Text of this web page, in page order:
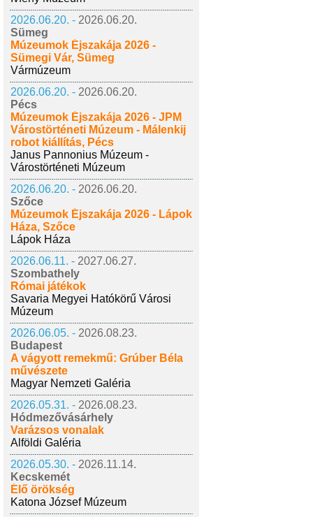
2026.06.20. - 2026.06.20.
Sümeg
Múzeumok Éjszakája 2026 -
Sümegi Vár, Sümeg
Vármúzeum
2026.06.20. - 2026.06.20.
Pécs
Múzeumok Éjszakája 2026 - JPM
Várostörténeti Múzeum - Málenkij
robot kiállítás, Pécs
Janus Pannonius Múzeum -
Várostörténeti Múzeum
2026.06.20. - 2026.06.20.
Szőce
Múzeumok Éjszakája 2026 - Lápok
Háza, Szőce
Lápok Háza
2026.06.11. - 2027.06.27.
Szombathely
Római játékok
Savaria Megyei Hatókörű Városi
Múzeum
2026.06.05. - 2026.08.23.
Budapest
A vágyott remekmű: Grúber Béla
művészete
Magyar Nemzeti Galéria
2026.05.31. - 2026.08.23.
Hódmezővásárhely
Varázsos vonalak
Alföldi Galéria
2026.05.30. - 2026.11.14.
Kecskemét
Élő örökség
Katona József Múzeum